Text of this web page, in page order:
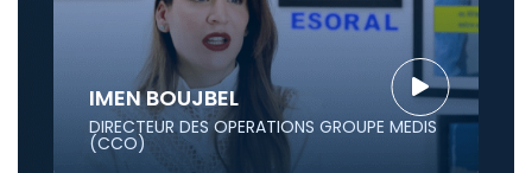
IMEN BOUJBEL
DIRECTEUR DES OPERATIONS GROUPE MEDIS
(CCO)